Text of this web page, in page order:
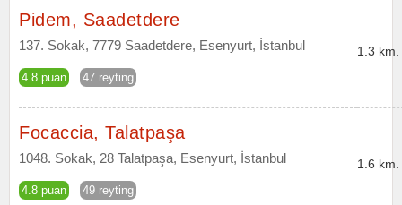
Pidem, Saadetdere
137. Sokak, 7779 Saadetdere, Esenyurt, İstanbul
4.8 puan 47 reyting
1.3 km.
Focaccia, Talatpaşa
1048. Sokak, 28 Talatpaşa, Esenyurt, İstanbul
4.8 puan 49 reyting
1.6 km.